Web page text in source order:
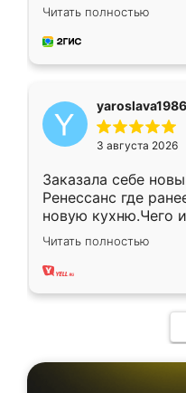
недели кухня была
довольны работой.
мебель за
Читать полностью
yaroslava1986
3 августа 2026
Заказала себе
Ренессанс где
новую кухню.Чего
вполне довольна.
два года, нареканий
Читать полностью